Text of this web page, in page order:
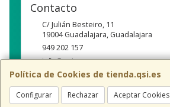
Política de Cookies de tienda.qsi.es
Configurar Rechazar Aceptar Cookies
Contacto
C/ Julián Besteiro, 11
19004 Guadalajara, Guadalajara
949 202 157
info@qsi.es
Horario